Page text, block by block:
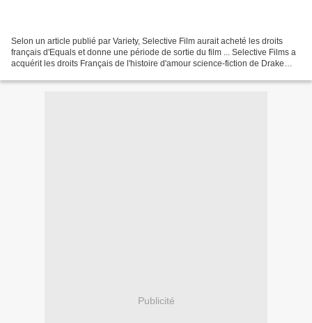
Selon un article publié par Variety, Selective Film aurait acheté les droits
français d'Equals et donne une période de sortie du film ... Selective Films a
acquérit les droits Français de l'histoire d'amour science-fiction de Drake
Publicité